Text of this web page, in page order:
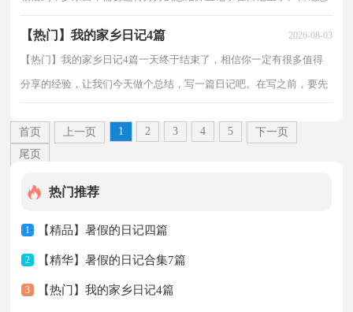
【热门】我的家乡日记4篇 2026-08-03
【热门】我的家乡日记4篇一天终于结束了，相信你一定有很多值得
分享的经验，让我们今天做个总结，写一篇日记吧。在写之前，要先
首页
上一页 1 2 3 4 5
下一页
尾页
热门推荐
1 【精品】暑假的日记四篇
2 【精华】暑假的日记合集7篇
3 【热门】我的家乡日记4篇